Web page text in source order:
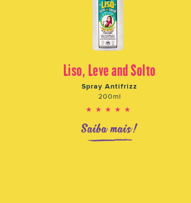
Liso, Leve and Solto
Spray Antifrizz
200ml
★★★★★
Saiba mais!